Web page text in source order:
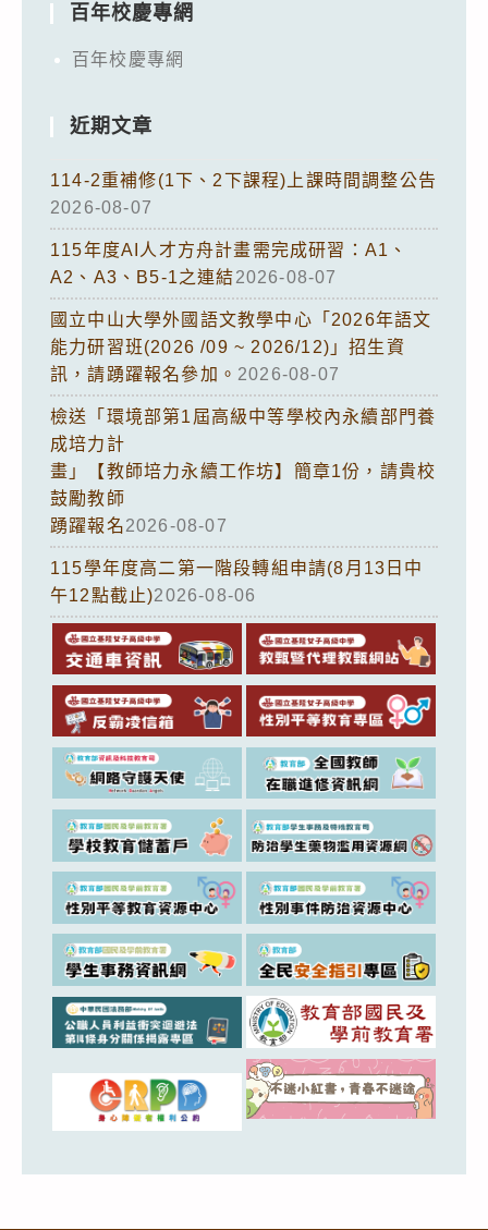
百年校慶專網
百年校慶專網
近期文章
114-2重補修(1下、2下課程)上課時間調整公告
2026-08-07
115年度AI人才方舟計畫需完成研習：A1、
A2、A3、B5-1之連結2026-08-07
國立中山大學外國語文教學中心「2026年語文
能力研習班(2026 /09 ~ 2026/12)」招生資
訊，請踴躍報名參加。 2026-08-07
檢送「環境部第1屆高級中等學校內永續部門養
成培力計
畫」【教師培力永續工作坊】簡章1份，請貴校
鼓勵教師
踴躍報名2026-08-07
115學年度高二第一階段轉組申請(8月13日中
午12點截止)2026-08-06